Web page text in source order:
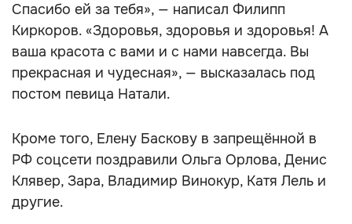
Спасибо ей за тебя», — написал Филипп
Киркоров. «Здоровья, здоровья и здоровья! А
ваша красота с вами и с нами навсегда. Вы
прекрасная и чудесная», — высказалась под
постом певица Натали.
Кроме того, Елену Баскову в запрещённой в
РФ соцсети поздравили Ольга Орлова, Денис
Клявер, Зара, Владимир Винокур, Катя Лель и
другие.